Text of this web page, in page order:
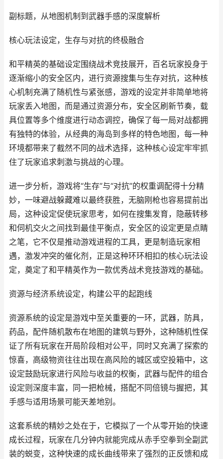
副标题，从地图机制到武器手感的深度解析
核心玩法设定，生存与对抗的终极融合
和平精英的基础设定围绕战术竞技展开，百名玩家投身于
逐渐缩小的安全区内，进行资源搜集与生存对抗，这种核
心机制充满了随机性与紧张感，游戏的设定并非简单地将
玩家丢入地图，而是通过资源分布，安全区刷新节奏，载
具位置等多个维度进行动态调控，确保了每一局对战都拥
有独特的体验，从经典的海岛到多样的特色地图，每一种
环境都带来了截然不同的战术选择，这种核心设定牢牢抓
住了玩家追求刺激与挑战的心理。
进一步分析，游戏将“生存”与“对抗”的权重调配得十分精
妙，一味避战躲藏难以最终获胜，无脑刚枪也容易提前出
局，这种设定促使玩家思考，如何在搜集发育，隐蔽转移
和伺机交火之间找到最佳平衡点，安全区的设定更是点睛
之笔，它不仅是推动游戏进程的工具，更是制造玩家相
遇，激发冲突的催化剂，正是这种环环相扣的核心玩法设
定，奠定了和平精英作为一款优秀战术竞技游戏的基础。
资源与经济系统设定，构建公平的起跑线
资源系统的设定是游戏中至关重要的一环，武器，防具，
药品，配件随机散布在地图的建筑与野外，这种随机性保
证了所有玩家在开局阶段相对公平，同时又充满了探索的
惊喜，高级物资往往出现在高风险的城区或空投箱中，这
设定鼓励玩家进行风险与收益的权衡，武器与配件的组合
设定则深度丰富，同一把枪械，搭配不同倍镜与握把，其
手感与适用场景可能天差地别。
这套系统的精妙之处在于，它模拟了一个从零开始的快速
成长过程，玩家在几分钟内就能完成从赤手空拳到全副武
装的蜕变，这种快速的成长曲线带来了强烈的正反馈和成